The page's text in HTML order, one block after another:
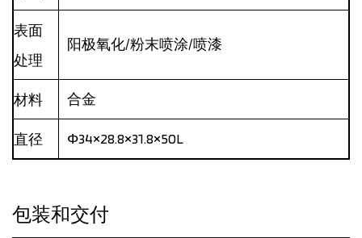
表面
处理
阳极氧化/粉末喷涂/喷漆
材料 合金
直径 Φ34×28.8×31.8×50L
包装和交付